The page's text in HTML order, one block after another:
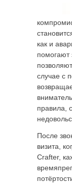
как и
помогают
случае с
правила,
После
визита,
Crafter,